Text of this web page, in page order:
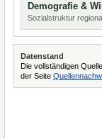
Demografie &
Sozialstruktur
Datenstand
Die vollständigen
der Seite